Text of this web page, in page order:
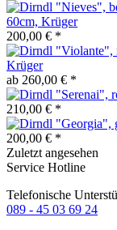
60cm, Krüger
200,00 € *
Krüger
ab 260,00 € *
210,00 € *
200,00 € *
Zuletzt angesehen
Service Hotline
Telefonische
089 - 45 03 69 24